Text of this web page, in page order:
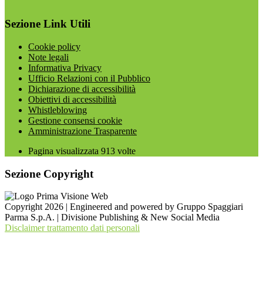
Sezione Link Utili
Cookie policy
Note legali
Informativa Privacy
Ufficio Relazioni con il Pubblico
Dichiarazione di accessibilità
Obiettivi di accessibilità
Whistleblowing
Gestione consensi cookie
Amministrazione Trasparente
Pagina visualizzata 913 volte
Sezione Copyright
Copyright 2026 | Engineered and powered by Gruppo Spaggiari
Parma S.p.A. | Divisione Publishing & New Social Media
Disclaimer trattamento dati personali